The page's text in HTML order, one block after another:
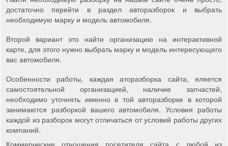
достаточно перейти в раздел авторазборок и выбрать
необходимую марку и модель автомобиля.
Второй вариант это найти организацию на интерактивной
карте, для этого нужно выбрать марку и модель интересующего
вас автомобиля.
Особенности работы, каждая аторазборка сайта, яляется
самостоятельной организацией, наличие запчастей,
необходимо уточнять именно в той авторазборке в которой
занимаются разборкой вашего автомобиля. Условия работы
каждой из разборок могут отличаться от условий работы других
компаний.
Коммерческие отношения посетителя сайта с любой из